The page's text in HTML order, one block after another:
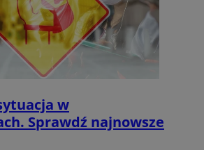
w
Sprawdź najnowsze